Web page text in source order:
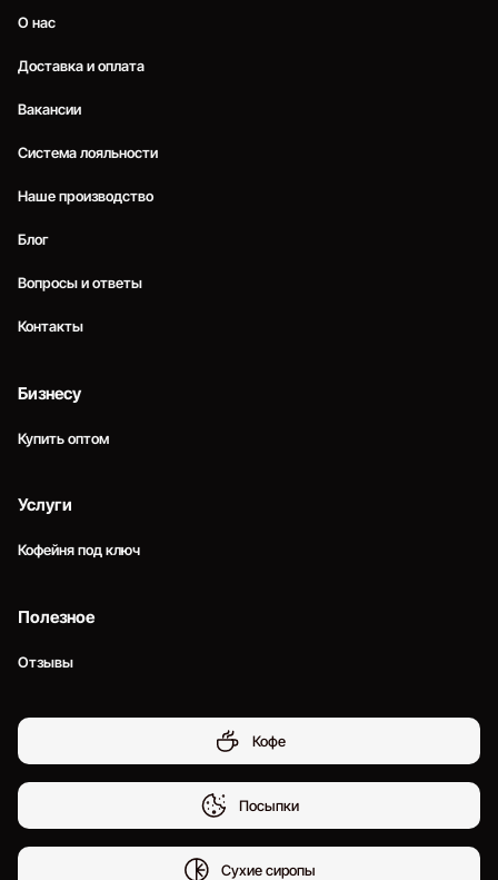
О нас
Доставка и оплата
Вакансии
Система лояльности
Наше производство
Блог
Вопросы и ответы
Контакты
Бизнесу
Купить оптом
Услуги
Кофейня под ключ
Полезное
Отзывы
Кофе
Посыпки
Сухие сиропы